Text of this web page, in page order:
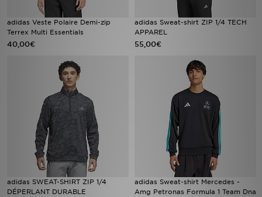
adidas Veste Polaire Demi-zip
Terrex Multi Essentials
40,00€
adidas Sweat-shirt ZIP 1/4 TECH
APPAREL
55,00€
adidas SWEAT-SHIRT ZIP 1/4
DÉPERLANT DURABLE
adidas Sweat-shirt Mercedes -
Amg Petronas Formula 1 Team Dna